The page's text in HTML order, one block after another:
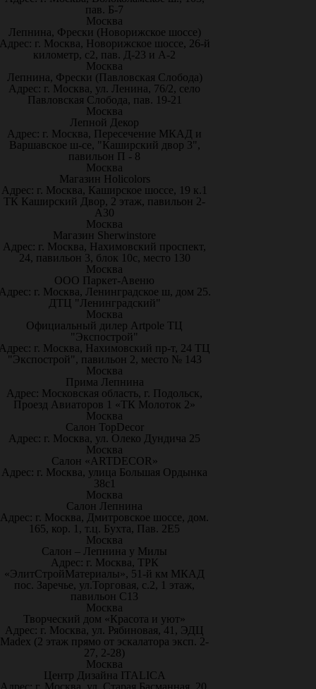
пав. Б-7
Москва
Лепнина, Фрески (Новорижское шоссе)
г. Москва, Новорижское шоссе, 26-й
километр, с2, пав. Д-23 и А-2
Москва
Лепнина, Фрески (Павловская Слобода)
Адрес: г. Москва, ул. Ленина, 76/2, село
Павловская Слобода, пав. 19-21
Москва
Лепной Декор
Адрес: г. Москва, Пересечение МКАД и
Варшавское ш-се, "Каширский двор 3",
павильон П - 8
Москва
Магазин Holicolors
Адрес: г. Москва, Каширское шоссе, 19 к.1
ТК Каширский Двор, 2 этаж, павильон 2-
А30
Москва
Магазин Sherwinstore
Адрес: г. Москва, Нахимовский проспект,
24, павильон 3, блок 10с, место 130
Москва
ООО Паркет-Авeню
г. Москва, Ленинградское ш, дом 25.
ДТЦ "Ленинградский"
Москва
Официальный дилер Artpole ТЦ
"Экспострой"
г. Москва, Нахимовский пр-т, 24 ТЦ
"Экспострой", павильон 2, место № 143
Москва
Прима Лепнина
Адрес: Московская область, г. Подольск,
Проезд Авиаторов 1 «ТК Молоток 2»
Москва
Салон TopDecor
Адрес: г. Москва, ул. Олеко Дундича 25
Москва
Салон «ARTDECOR»
Адрес: г. Москва, улица Большая Ордынка
38с1
Москва
Салон Лепнина
Адрес: г. Москва, Дмитровское шоссе, дом.
165, кор. 1, т.ц. Бухта, Пав. 2Е5
Москва
Салон – Лепнина у Милы
Адрес: г. Москва, ТРК
«ЭлитСтройМатериалы», 51-й км МКАД
пос. Заречье, ул.Торговая, с.2, 1 этаж,
павильон С13
Москва
Творческий дом «Красота и уют»
Адрес: г. Москва, ул. Рябиновая, 41, ЭДЦ
Madex (2 этаж прямо от эскалатора эксп. 2-
27, 2-28)
Москва
Центр Дизайна ITALICA
Адрес: г. Москва, ул. Старая Басманная, 20,